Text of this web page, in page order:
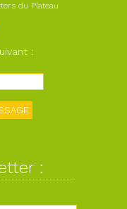
du Plateau
:
: